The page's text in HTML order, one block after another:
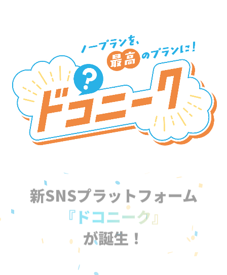
新SNSプラットフォーム
『ドコニーク』
が誕生！